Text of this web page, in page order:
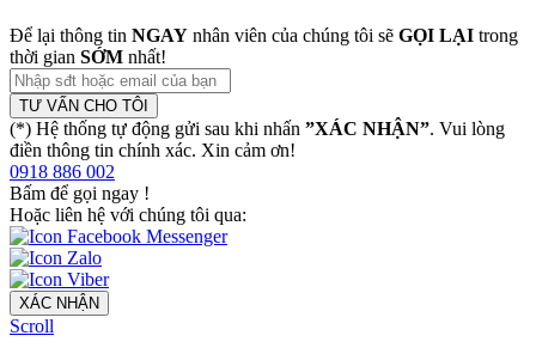
Để lại thông tin NGAY nhân viên của chúng tôi sẽ GỌI LẠI trong
thời gian SỚM nhất!
TƯ VẤN CHO TÔI
(*) Hệ thống tự động gửi sau khi nhấn ”XÁC NHẬN”. Vui lòng
điền thông tin chính xác. Xin cảm ơn!
0918 886 002
Bấm để gọi ngay !
Hoặc liên hệ với chúng tôi qua:
XÁC NHẬN
Scroll